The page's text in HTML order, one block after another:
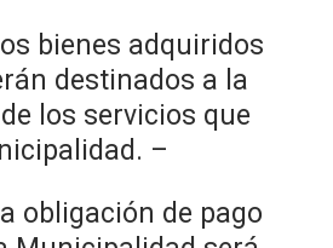
bienes adquiridos
destinados a la
los servicios que
–
obligación de pago